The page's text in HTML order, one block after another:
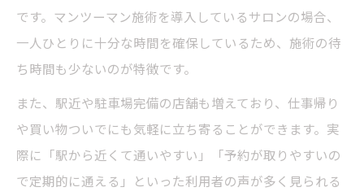
です。マンツーマン施術を導入しているサロンの場合、
一人ひとりに十分な時間を確保しているため、施術の待
ち時間も少ないのが特徴です。
また、駅近や駐車場完備の店舗も増えており、仕事帰り
や買い物ついでにも気軽に立ち寄ることができます。実
際に「駅から近くて通いやすい」「予約が取りやすいの
で定期的に通える」といった利用者の声が多く見られる